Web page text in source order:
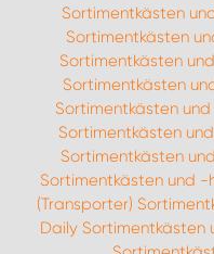
Sortimentkästen
Sortimentkästen
Sortimentkästen
Sortimentkästen
Sortimentkästen
Sortimentkästen
Sortimentkästen
Sortimentkästen und -
(Transporter)
Daily Sortimentkästen